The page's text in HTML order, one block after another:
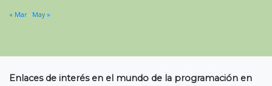
« Mar May »
Enlaces de interés en el mundo de la programación en